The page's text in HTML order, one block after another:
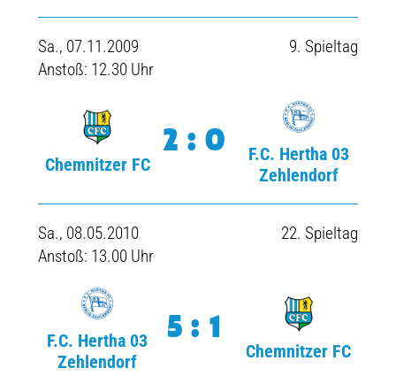
Sa., 07.11.2009
Anstoß: 12.30 Uhr
9. Spieltag
Chemnitzer FC
2:0
F.C. Hertha 03
Zehlendorf
Sa., 08.05.2010
Anstoß: 13.00 Uhr
22. Spieltag
F.C. Hertha 03
Zehlendorf
5:1
Chemnitzer FC